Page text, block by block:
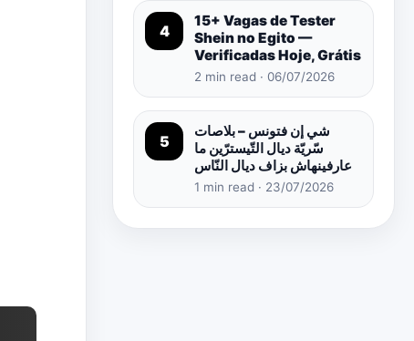
4
15+ Vagas de Tester
Shein no Egito —
Verificadas Hoje, Grátis
2 min read · 06/07/2026
5
شي إن فتونس – بلاصات
سّريّة ديال التّيسترّين ما
عارفينهاش بزاف ديال النّاس
1 min read · 23/07/2026